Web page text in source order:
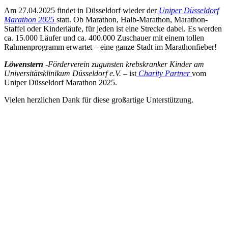
Am 27.04.2025 findet in Düsseldorf wieder derUniper Düsseldorf
Marathon 2025 statt. Ob Marathon, Halb-Marathon, Marathon-
Staffel oder Kinderläufe, für jeden ist eine Strecke dabei. Es werden
ca. 15.000 Läufer und ca. 400.000 Zuschauer mit einem tollen
Rahmenprogramm erwartet – eine ganze Stadt im Marathonfieber!
Löwenstern -Förderverein zugunsten krebskranker Kinder am
Universitätsklinikum Düsseldorf e.V. – ist Charity Partner vom
Uniper Düsseldorf Marathon 2025.
Vielen herzlichen Dank für diese großartige Unterstützung.